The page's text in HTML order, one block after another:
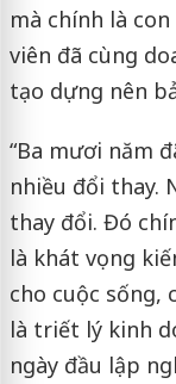
mà chính là
viên đã cùng
tạo dựng nên
“Ba mươi năm
nhiều đổi thay.
thay đổi. Đó
là khát vọng
cho cuộc sống,
là triết lý kinh
ngày đầu lập